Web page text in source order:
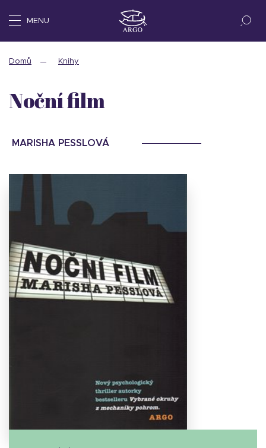
MENU
Domů Knihy
Noční film
MARISHA PESSLOVÁ